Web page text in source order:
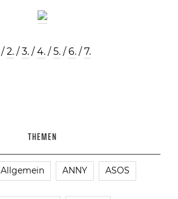
/2. /3. /4. /5. /6. /7.
THEMEN
Allgemein ANNY ASOS